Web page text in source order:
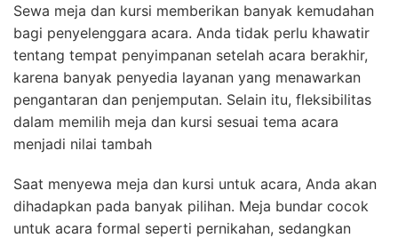
Sewa meja dan kursi memberikan banyak kemudahan
bagi penyelenggara acara. Anda tidak perlu khawatir
tentang tempat penyimpanan setelah acara berakhir,
karena banyak penyedia layanan yang menawarkan
pengantaran dan penjemputan. Selain itu, fleksibilitas
dalam memilih meja dan kursi sesuai tema acara
menjadi nilai tambah
Saat menyewa meja dan kursi untuk acara, Anda akan
dihadapkan pada banyak pilihan. Meja bundar cocok
untuk acara formal seperti pernikahan, sedangkan